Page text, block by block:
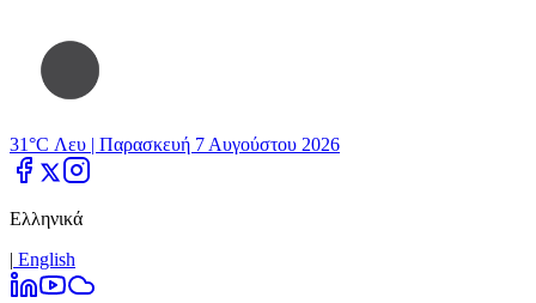
31°C Λευ | Παρασκευή 7 Αυγούστου 2026
Ελληνικά
| Εnglish